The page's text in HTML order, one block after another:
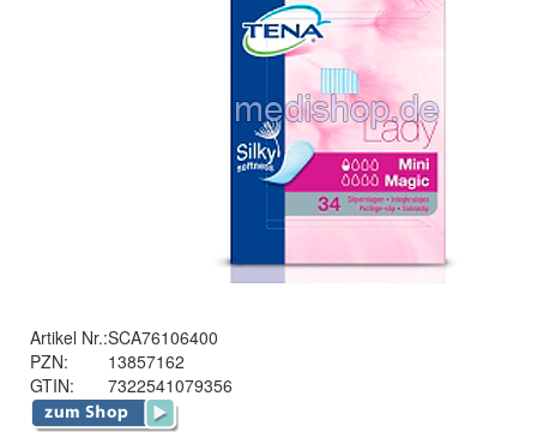
Artikel Nr.:SCA76106400
PZN:
13857162
GTIN:
7322541079356